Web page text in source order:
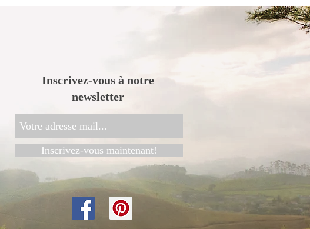
Inscrivez-vous à notre
newsletter
Inscrivez-vous maintenant!